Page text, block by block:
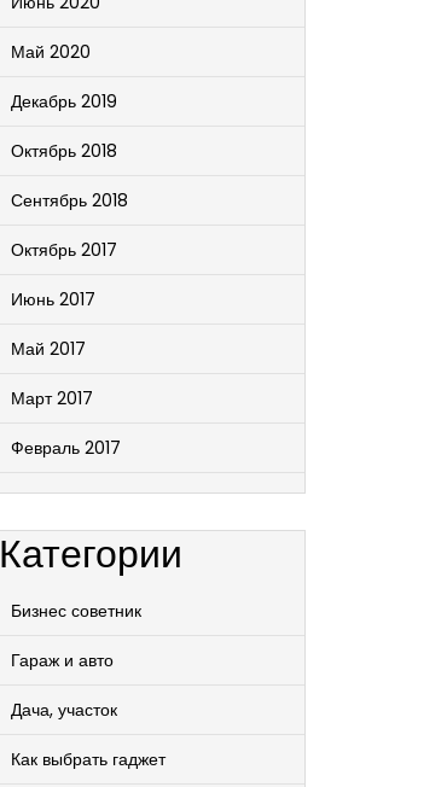
Май 2020
Декабрь 2019
Октябрь 2018
Сентябрь 2018
Октябрь 2017
Июнь 2017
Май 2017
Март 2017
Февраль 2017
Категории
Бизнес советник
Гараж и авто
Дача, участок
Как выбрать гаджет